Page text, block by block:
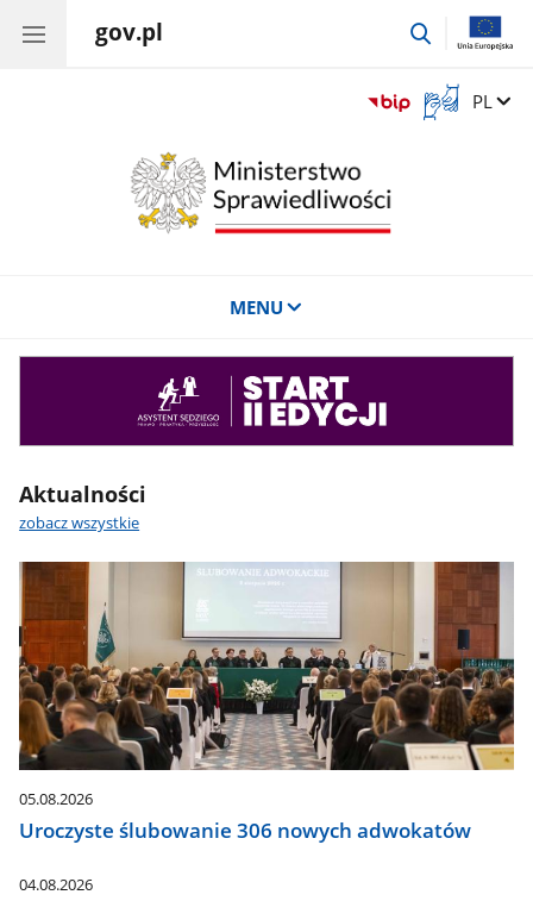
gov.pl
przejdź
Otwórz
okno
Zmień
PL
MENU
Aktualności
zobacz wszystkie
05.08.2026
Uroczyste ślubowanie 306 nowych adwokatów
04.08.2026